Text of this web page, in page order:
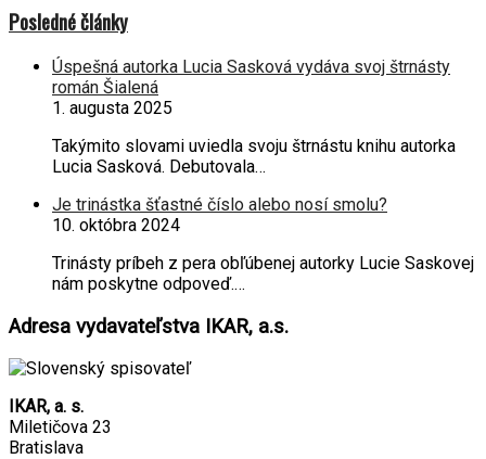
Posledné články
Úspešná autorka Lucia Sasková vydáva svoj štrnásty
román Šialená
1. augusta 2025
Takýmito slovami uviedla svoju štrnástu knihu autorka
Lucia Sasková. Debutovala…
Je trinástka šťastné číslo alebo nosí smolu?
10. októbra 2024
Trinásty príbeh z pera obľúbenej autorky Lucie Saskovej
nám poskytne odpoveď.…
Adresa vydavateľstva IKAR, a.s.
IKAR, a. s.
Miletičova 23
Bratislava